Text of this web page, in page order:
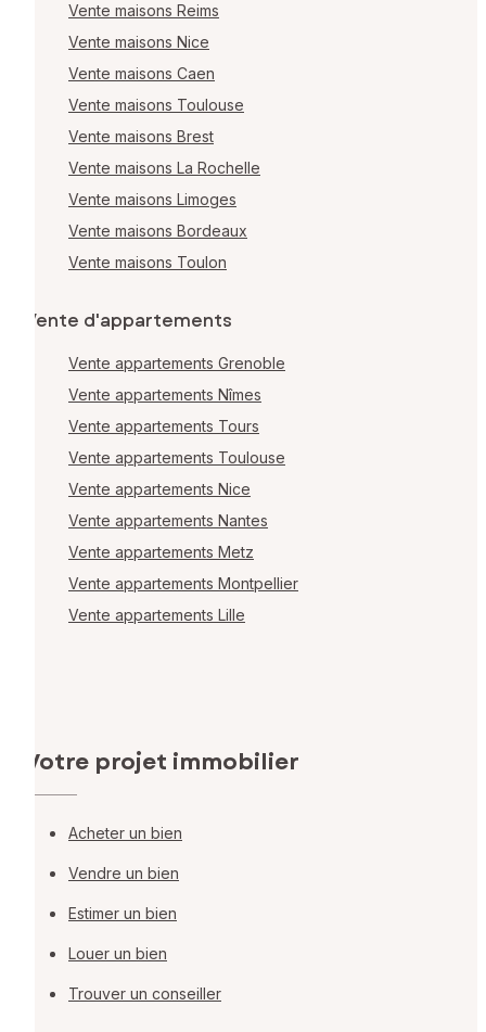
Vente maisons Reims
Vente maisons Nice
Vente maisons Caen
Vente maisons Toulouse
Vente maisons Brest
Vente maisons La Rochelle
Vente maisons Limoges
Vente maisons Bordeaux
Vente maisons Toulon
Vente d'appartements
Vente appartements Grenoble
Vente appartements Nîmes
Vente appartements Tours
Vente appartements Toulouse
Vente appartements Nice
Vente appartements Nantes
Vente appartements Metz
Vente appartements Montpellier
Vente appartements Lille
Votre projet immobilier
Acheter un bien
Vendre un bien
Estimer un bien
Louer un bien
Trouver un conseiller